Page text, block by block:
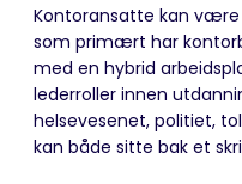
Kontoransatte kan
som primært har
med en hybrid
lederroller innen
helsevesenet, politiet,
kan både sitte bak et